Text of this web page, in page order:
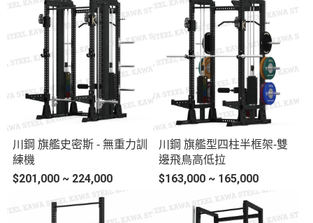
川鋼 旗艦史密斯 - 無重力訓
練機
$201,000 ~ 224,000
川鋼 旗艦型四柱半框架-雙
邊飛鳥高低拉
$163,000 ~ 165,000